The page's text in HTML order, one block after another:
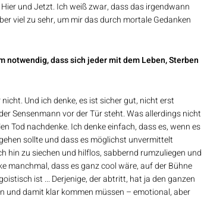
und Jetzt. Ich weiß zwar, dass das irgendwann
viel zu sehr, um mir das durch mortale Gedanken
notwendig, dass sich jeder mit dem Leben, Sterben
Und ich denke, es ist sicher gut, nicht erst
Sensenmann vor der Tür steht. Was allerdings nicht
Tod nachdenke. Ich denke einfach, dass es, wenn es
sollte und dass es möglichst unvermittelt
hin zu siechen und hilflos, sabbernd rumzuliegen und
manchmal, dass es ganz cool wäre, auf der Bühne
ist ... Derjenige, der abtritt, hat ja den ganzen
und damit klar kommen müssen – emotional, aber